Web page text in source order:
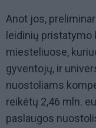
Anot jos,
leidinių
miesteliuose,
gyventojų, ir
nuostoliams
reikėtų 2,46 mln.
paslaugos